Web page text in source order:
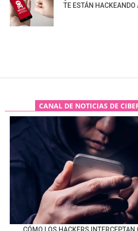
TE ESTÁN HACKEANDO
CANAL DE NOTICIAS DE